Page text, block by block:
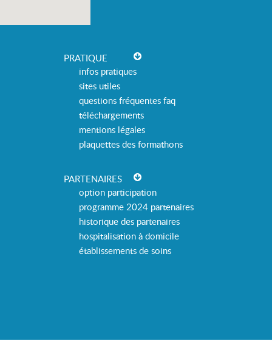
PRATIQUE
infos pratiques
sites utiles
questions fréquentes faq
téléchargements
mentions légales
plaquettes des formathons
PARTENAIRES
option participation
programme 2024 partenaires
historique des partenaires
hospitalisation à domicile
établissements de soins